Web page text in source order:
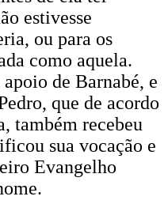
estivesse
ou para os
como aquela.
de Barnabé, e
que de acordo
também recebeu
sua vocação e
Evangelho